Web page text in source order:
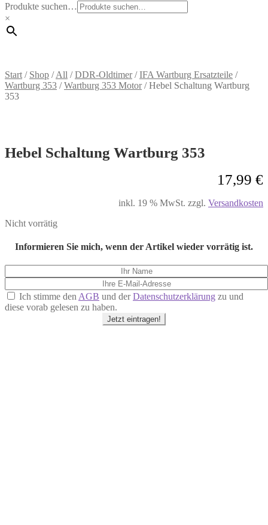
Produkte suchen…
×
Start / Shop /All /DDR-Oldtimer/IFA Wartburg Ersatzteile /
Wartburg 353 /Wartburg 353 Motor/Hebel Schaltung Wartburg
353
Hebel Schaltung Wartburg 353
17,99 €
inkl. 19 % MwSt. zzgl. Versandkosten
Nicht vorrätig
Informieren Sie mich, wenn der Artikel wieder vorrätig ist.
Ich stimme den AGB und derDatenschutzerklärung zu und
diese vorab gelesen zu haben.
Jetzt eintragen!